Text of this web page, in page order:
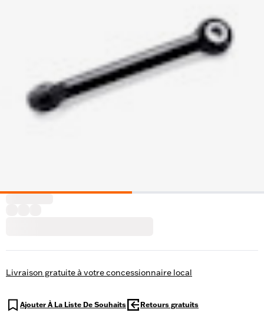
Livraison gratuite à votre concessionnaire local
Ajouter À La Liste De Souhaits Retours gratuits